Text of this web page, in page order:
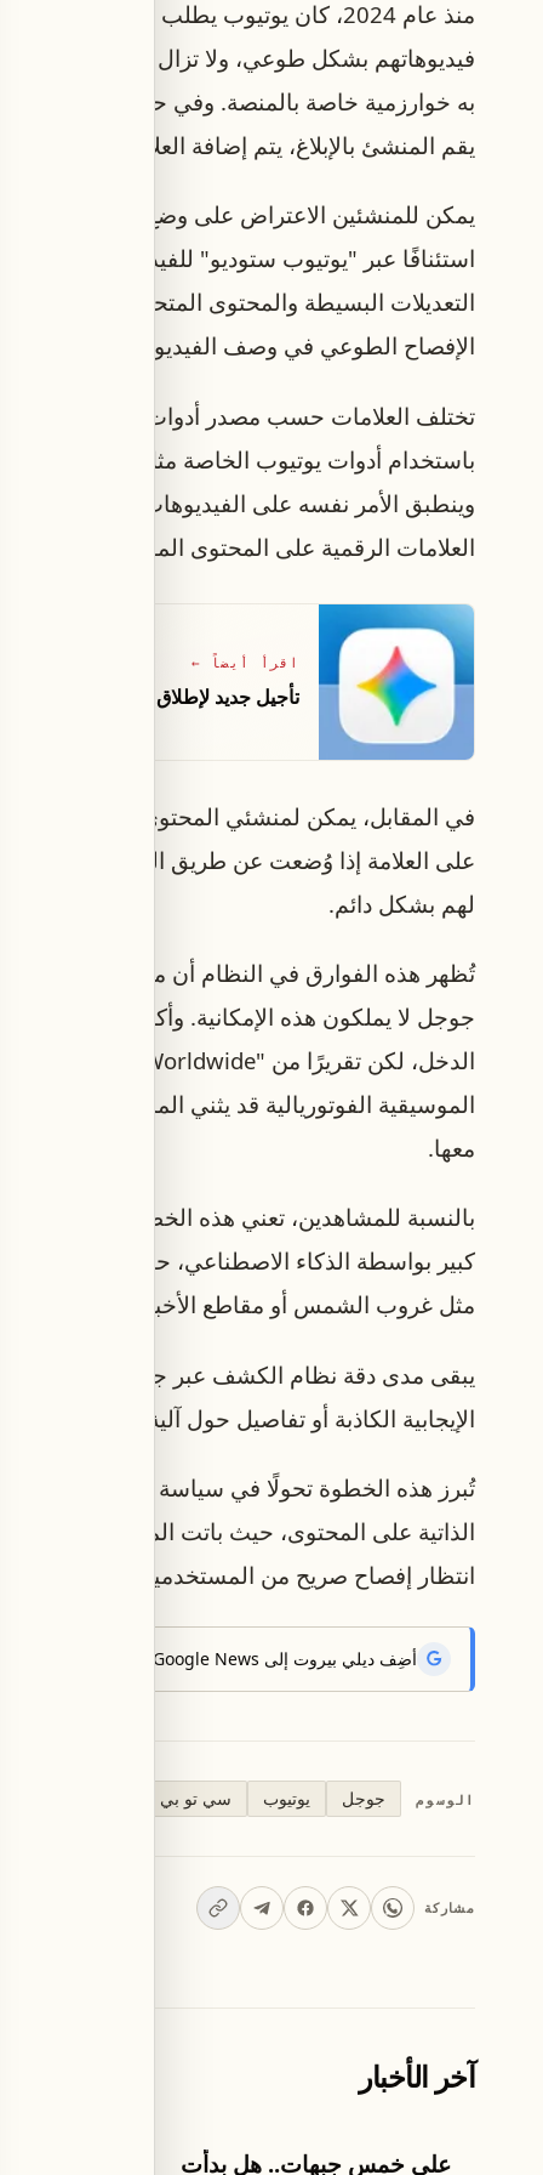
منذ عام 2024، كان يوتيوب يطلب من
فيديوهاتهم بشكل طوعي، ولا تزال هذه القاعدة
به خوارزمية خاصة بالمنصة. وفي حال رصد النظام
يقم المنشئ بالإبلاغ، يتم إضافة العلامة تلقائيًا
يمكن للمنشئين الاعتراض على وضع العلامة إذا
استئنافًا عبر "يوتيوب ستوديو" للفيديوهات التي
التعديلات البسيطة والمحتوى المتحرك لا تؤدي إلى
الإفصاح الطوعي في وصف الفيديو الموسع.
تختلف العلامات حسب مصدر أدوات الذكاء
العلامات الرقمية على المحتوى المولد بالذكاء
اقرأ أيضاً ←
تأجيل جديد لإطلاق Gemini 3.5 Pro بعد إعادة تطويره من جوجل
في المقابل، يمكن لمنشئي المحتوى الذين
على العلامة إذا وُضعت عن طريق الخطأ، أما
لهم بشكل دائم.
تُظهر هذه الفوارق في النظام أن منشئي
جوجل لا يملكون هذه الإمكانية. وأكد يوتيوب أن هذه
الموسيقية الفوتوريالية قد يثني المشاهدين عن
معها.
بالنسبة للمشاهدين، تعني هذه الخطوة رؤية
كبير بواسطة الذكاء الاصطناعي، حيث تظهر
مثل غروب الشمس أو مقاطع الأخبار المصورة.
يبقى مدى دقة نظام الكشف عبر جميع الفئات
الإيجابية الكاذبة أو تفاصيل حول آلية عمل إشارات
تُبرز هذه الخطوة تحولًا في سياسة يوتيوب من
الذاتية على المحتوى، حيث باتت المنصة تتحقق
انتظار إفصاح صريح من المستخدمين.
أضِف ديلي بيروت إلى Google News لتتلقّى أحدث الأخبار أوّلاً.
الوسوم جوجل يوتيوب سي تو بي إيه
مشاركة
آخر الأخبار
العالم
على خمس جبهات.. هل بدأت